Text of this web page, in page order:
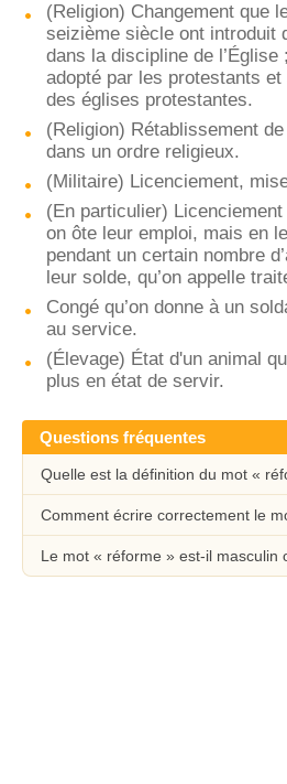
(Religion) Changement que
seizième siècle ont introduit
dans la discipline de
adopté par les protestants et
des églises protestantes.
(Religion) Rétablissement
dans un ordre religieux.
(Militaire) Licenciement,
(En particulier)
on ôte leur emploi, mais en
pendant un certain nombre
leur solde, qu’on appelle
Congé qu’on donne à un
au service.
(Élevage) État d'un animal
plus en état de servir.
Questions fréquentes
Quelle est la définition du mot «
Comment écrire correctement le
Le mot « réforme » est-il masculin